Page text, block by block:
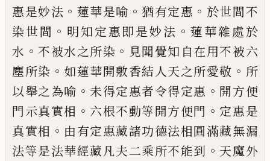
惠是妙法 。 蓮華是喻 。猶有定惠 。 於世間不
染世間 。 明知定惠即是妙法 。蓮華雜處於
水 。不被水之所染 。 見聞覺知自在用不被六
塵所染 。 如蓮華開敷香結人天之所愛敬 。 所
以舉之為喻 。 未得定惠者令得定惠 。 開方便
門示真實相 。 六根不動等開方便門 。 定惠是
真實相 。 由有定惠藏諸功德法相圓滿藏無漏
法等是法華經藏凡夫二乘所不能到 。 天魔外